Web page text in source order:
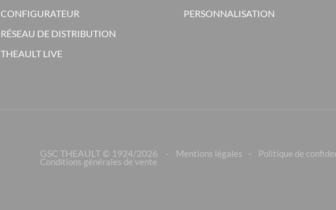
CONFIGURATEUR
RÉSEAU DE DISTRIBUTION
THEAULT LIVE
PERSONNALISATION
GSC THEAULT © 1924/2026 Mentions légales Politique de
Conditions générales de vente